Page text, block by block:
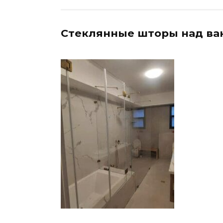
Стеклянные шторы над